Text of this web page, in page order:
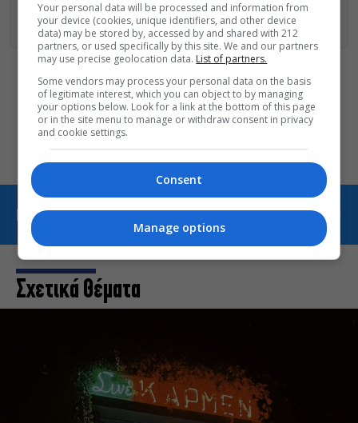
ΑΚΟΛΟΥΘΗΣΤΕ ΤΟMONOPOLI.GR ΣΤΟ GOOGLE NEWSΓΙΑ
ΟΛΕΣ ΤΙΣ ΕΙΔΗΣΕΙΣ ΤΗΣ ΗΜΕΡΑΣ
Οι «Τρωάδες» στην Επίδαυρο
αλλάζουν την αντίληψη για
τον πολιτισμό
ΠΕΡΙΣΣΟΤΕΡΑ ΑΠΟ CINE NEWS
Σχετικά Θέματα
Your personal data will be processed and information from
your device (cookies, unique identifiers, and other device
data) may be stored by, accessed by and shared with 212
partners, or used specifically by this site. We and our partners
may use precise geolocation data. List of partners.
Some vendors may process your personal data on the basis
of legitimate interest, which you can object to by managing
your options below. Look for a link at the bottom of this page
or in the site menu to manage or withdraw consent in privacy
and cookie settings.
Consent
Manage options